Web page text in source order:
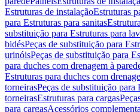
Estruturas de instalaçãoEstruturas
para Estruturas para sanitas
substituição para Estruturas para
bidésPeças de substituição para
urinóisPeças de substituição para
para duches com drenagem à
Estruturas para duches com
torneirasPeças de substituição para
torneirasEstruturas para cargas
para cargasAcessórios